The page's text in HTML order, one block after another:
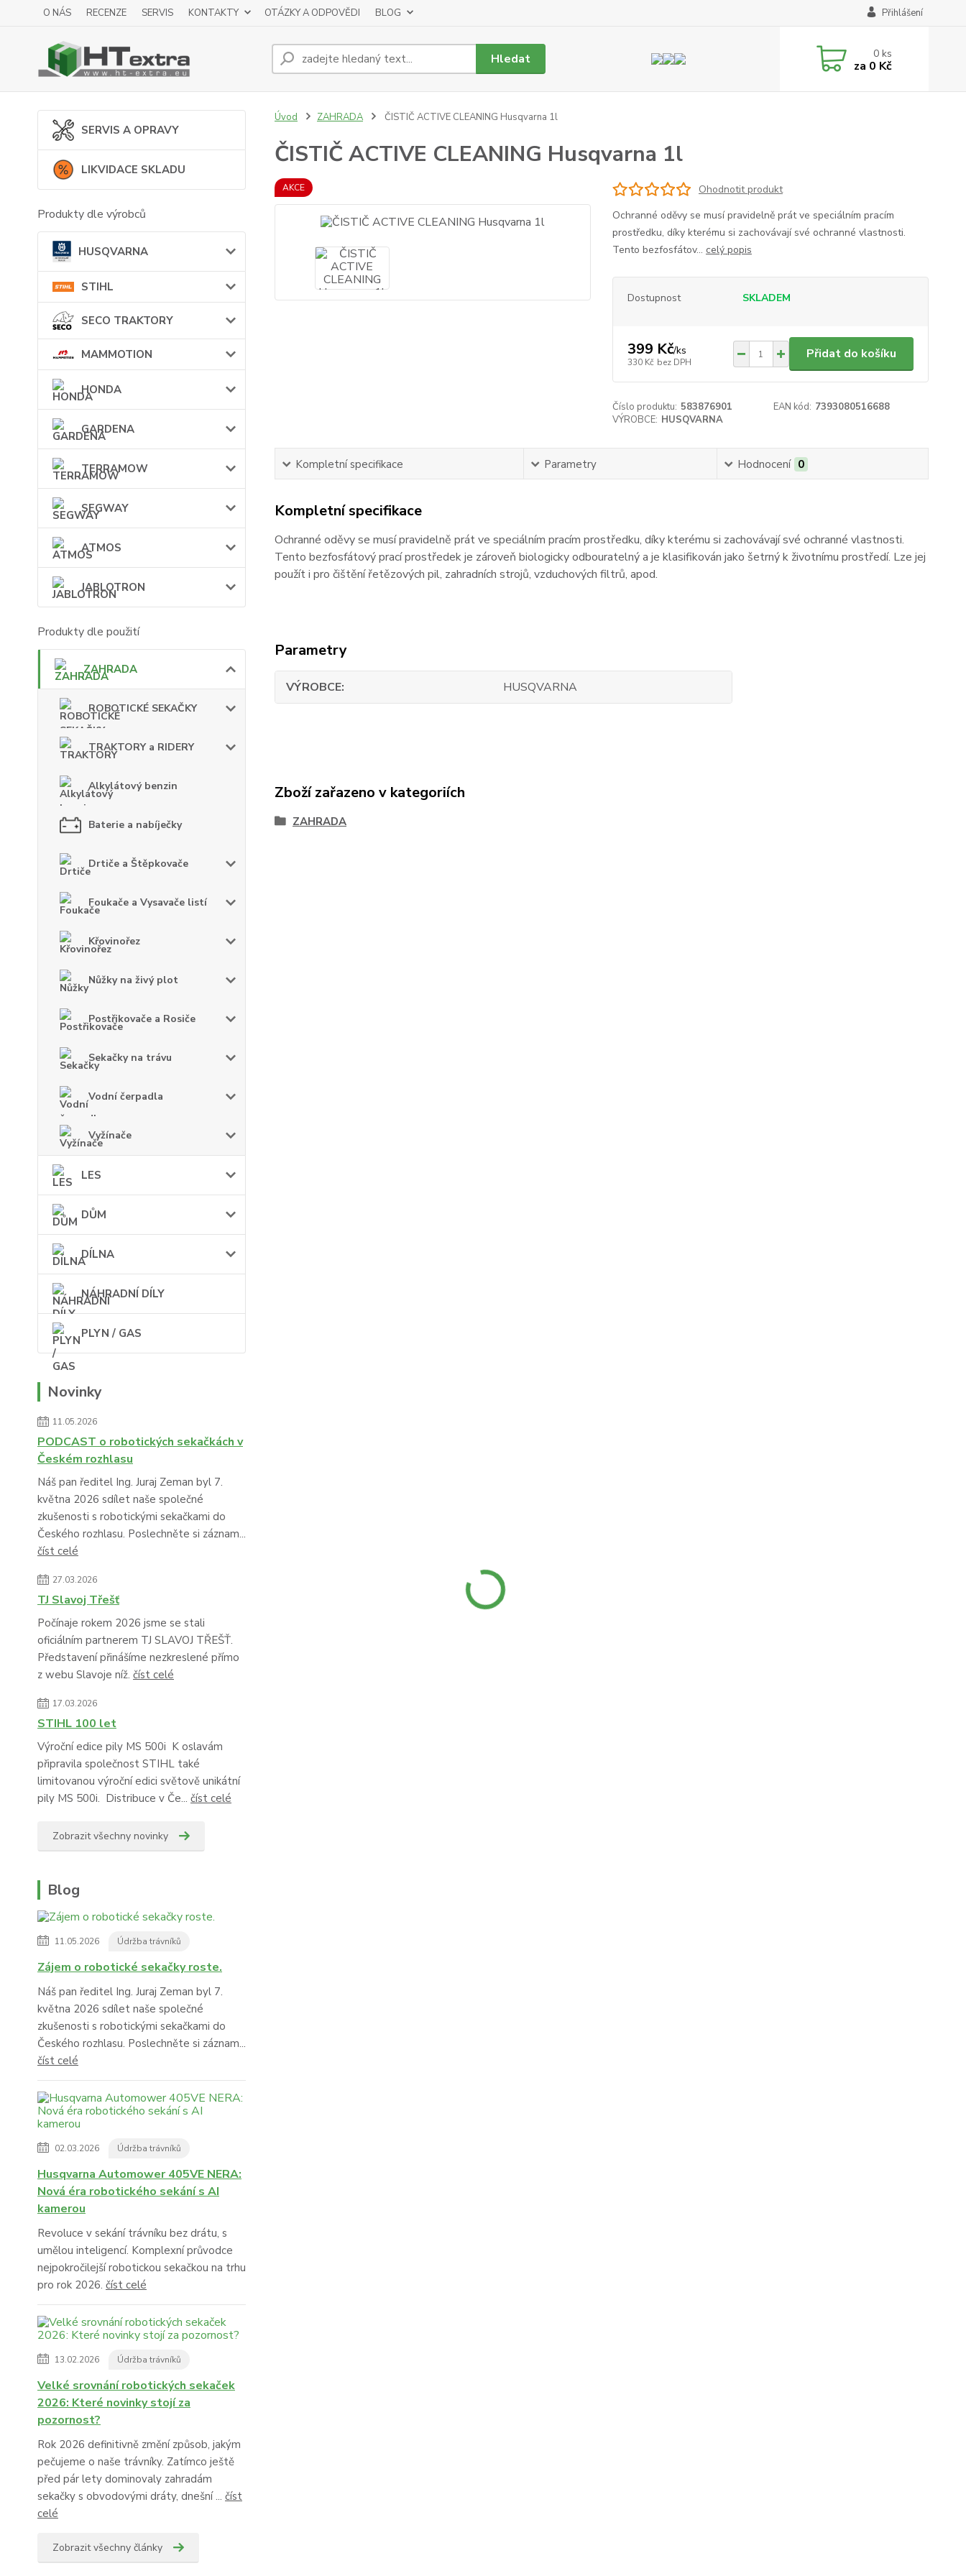
O NÁS RECENZE SERVIS KONTAKTY OTÁZKY A ODPOVĚDI BLOG Přihlášení
Hledat 0ks
za 0 Kč
SERVIS A OPRAVY
LIKVIDACE SKLADU
Produkty dle výrobců
HUSQVARNA
STIHL
SECO TRAKTORY
MAMMOTION
HONDA
GARDENA
TERRAMOW
SEGWAY
ATMOS
JABLOTRON
Produkty dle použití
ZAHRADA
ROBOTICKÉ SEKAČKY
TRAKTORY a RIDERY
Alkylátový benzin
Baterie a nabíječky
Drtiče a Štěpkovače
Foukače a Vysavače listí
Křovinořez
Nůžky na živý plot
Postřikovače a Rosiče
Sekačky na trávu
Vodní čerpadla
Vyžínače
LES
DŮM
DÍLNA
NÁHRADNÍ DÍLY
PLYN / GAS
Novinky
11.05.2026
PODCAST o robotických sekačkách v
Českém rozhlasu
Náš pan ředitel Ing. Juraj Zeman byl 7.
května 2026 sdílet naše společné
zkušenosti s robotickými sekačkami do
Českého rozhlasu. Poslechněte si záznam...
číst celé
27.03.2026
TJ Slavoj Třešť
Počínaje rokem 2026 jsme se stali
oficiálním partnerem TJ SLAVOJ TŘEŠŤ.
Představení přinášíme nezkreslené přímo
z webu Slavoje níž. číst celé
17.03.2026
STIHL 100 let
Výroční edice pily MS 500i K oslavám
připravila společnost STIHL také
limitovanou výroční edici světově unikátní
pily MS 500i. Distribuce v Če... číst celé
Zobrazit všechny novinky
Blog
11.05.2026 Údržba trávníků
Zájem o robotické sekačky roste.
Náš pan ředitel Ing. Juraj Zeman byl 7.
května 2026 sdílet naše společné
zkušenosti s robotickými sekačkami do
Českého rozhlasu. Poslechněte si záznam...
číst celé
02.03.2026 Údržba trávníků
Husqvarna Automower 405VE NERA:
Nová éra robotického sekání s AI
kamerou
Revoluce v sekání trávníku bez drátu, s
umělou inteligencí. Komplexní průvodce
nejpokročilejší robotickou sekačkou na trhu
pro rok 2026. číst celé
13.02.2026 Údržba trávníků
Velké srovnání robotických sekaček
2026: Které novinky stojí za
pozornost?
Rok 2026 definitivně změní způsob, jakým
pečujeme o naše trávníky. Zatímco ještě
před pár lety dominovaly zahradám
sekačky s obvodovými dráty, dnešní ... číst
celé
Zobrazit všechny články
Úvod ZAHRADA ČISTIČ ACTIVE CLEANING Husqvarna 1l
ČISTIČ ACTIVE CLEANING Husqvarna 1l
AKCE
Ohodnotit produkt
Ochranné oděvy se musí pravidelně prát ve speciálním pracím
prostředku, díky kterému si zachovávají své ochranné vlastnosti.
Tento bezfosfátov... celý popis
Dostupnost SKLADEM
399 Kč/ks
330 Kč bez DPH
Přidat do košíku
Číslo produktu: 583876901 EAN kód: 7393080516688
VÝROBCE: HUSQVARNA
Kompletní specifikace Parametry Hodnocení 0
Kompletní specifikace
Ochranné oděvy se musí pravidelně prát ve speciálním pracím prostředku, díky kterému si zachovávají své ochranné vlastnosti.
Tento bezfosfátový prací prostředek je zároveň biologicky odbouratelný a je klasifikován jako šetrný k životnímu prostředí. Lze jej
použít i pro čištění řetězových pil, zahradních strojů, vzduchových filtrů, apod.
Parametry
VÝROBCE HUSQVARNA
Zboží zařazeno v kategoriích
ZAHRADA